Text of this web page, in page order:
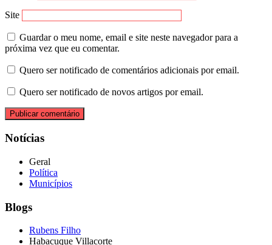
Site
Guardar o meu nome, email e site neste navegador para a
próxima vez que eu comentar.
Quero ser notificado de comentários adicionais por email.
Quero ser notificado de novos artigos por email.
Notícias
Geral
Política
Municípios
Blogs
Rubens Filho
Habacuque Villacorte